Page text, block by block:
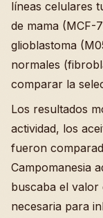
líneas celulares
de mama (MCF-
glioblastoma
normales
comparar la
Los resultados
actividad, los
fueron
Campomanesia
buscaba el valor
necesaria para